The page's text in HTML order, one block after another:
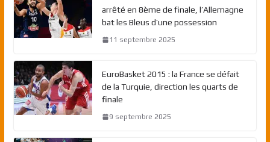
arrêté en 8ème de finale, l’Allemagne
bat les Bleus d’une possession
11 septembre 2025
EuroBasket 2015 : la France se défait
de la Turquie, direction les quarts de
finale
9 septembre 2025